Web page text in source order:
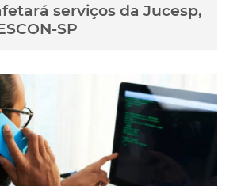
serviços da Jucesp,
SP